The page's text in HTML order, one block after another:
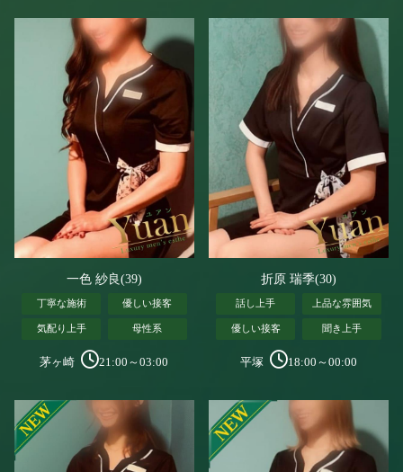
一色 紗良(39)
丁寧な施術 優しい接客
気配り上手 母性系
茅ヶ崎 21:00～03:00
折原 瑞季(30)
話し上手 上品な雰囲気
優しい接客 聞き上手
平塚 18:00～00:00